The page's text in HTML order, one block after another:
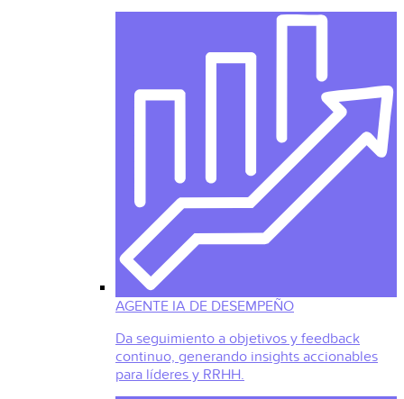
AGENTE IA DE DESEMPEÑO
Da seguimiento a objetivos y feedback
continuo, generando insights accionables
para líderes y RRHH.